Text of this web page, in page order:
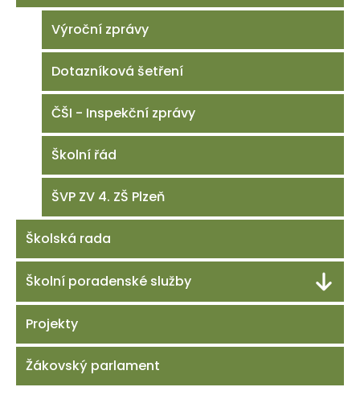
Výroční zprávy
Dotazníková šetření
ČŠI - Inspekční zprávy
Školní řád
ŠVP ZV 4. ZŠ Plzeň
Školská rada
Školní poradenské služby
Projekty
Žákovský parlament